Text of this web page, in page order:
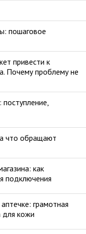
пошаговое
привести к
Почему проблему не
что обращают
как
подключения
грамотная
для кожи